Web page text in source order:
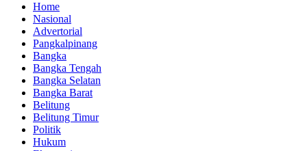
Home
Nasional
Advertorial
Pangkalpinang
Bangka
Bangka Tengah
Bangka Selatan
Bangka Barat
Belitung
Belitung Timur
Politik
Hukum